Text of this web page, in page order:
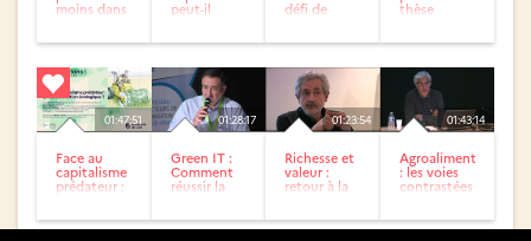
moins dans
peut-il
défi de
thèse
01:47:51
Face au
capitalisme
prédateur :
écologique...
01:28:17
Green IT :
Comment
réussir la
du...
01:23:54
Richesse et
valeur :
retour à la
01:43:14
Agroalimentaire
: les voies
contrastées